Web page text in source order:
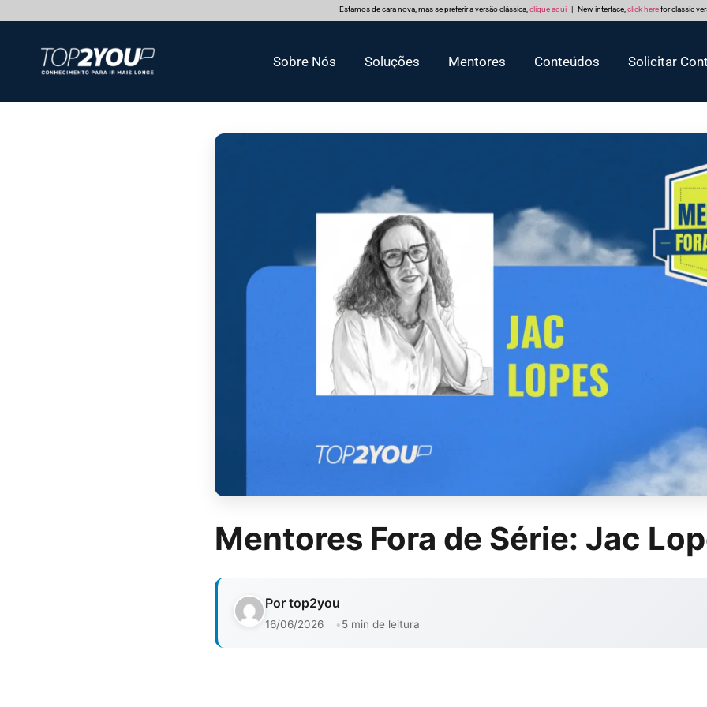
Estamos de cara nova, mas se preferir a versão clássica, clique aqui | New interface, click herefor classic
Sobre Nós Soluções Mentores Conteúdos Solicitar
Mentores Fora de Série: Jac
Por top2you
16/06/2026 5 min de leitura